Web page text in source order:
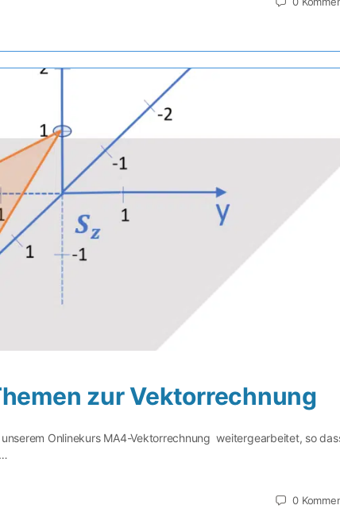
zur Vektorrechnung
Onlinekurs MA4-Vektorrechnung weitergearbeitet, so
0